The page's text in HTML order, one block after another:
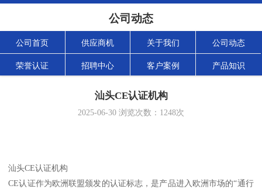
公司动态
公司首页 供应商机 关于我们 公司动态
荣誉认证 招聘中心 客户案例 产品知识
汕头CE认证机构
2025-06-30 浏览次数： 1248次
汕头CE认证机构
CE认证作为欧洲联盟颁发的认证标志，是产品进入欧洲市场的“通行